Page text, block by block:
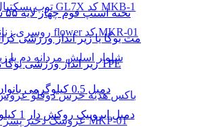
توپ بسکتبال مدل GL7X کد MKB-1
روسری زنانه مدل flower کد MKR-01
شلوار اسلش مردانه دم پا
باکس هدیه خرس دوقلو عروس
عروسک دختر پسر مدل MKP-01
تخته استپ فوم چهار لایه ۵۵ سانتی
مت یوگا یا زیر انداز ورزشی
زیر انداز ورزشی یوگا مت TPE
دمبل 0.5 کیلوگرمی بانوان
دمبل ایروبیک روکش‌ دار 1 کیلوگرمی